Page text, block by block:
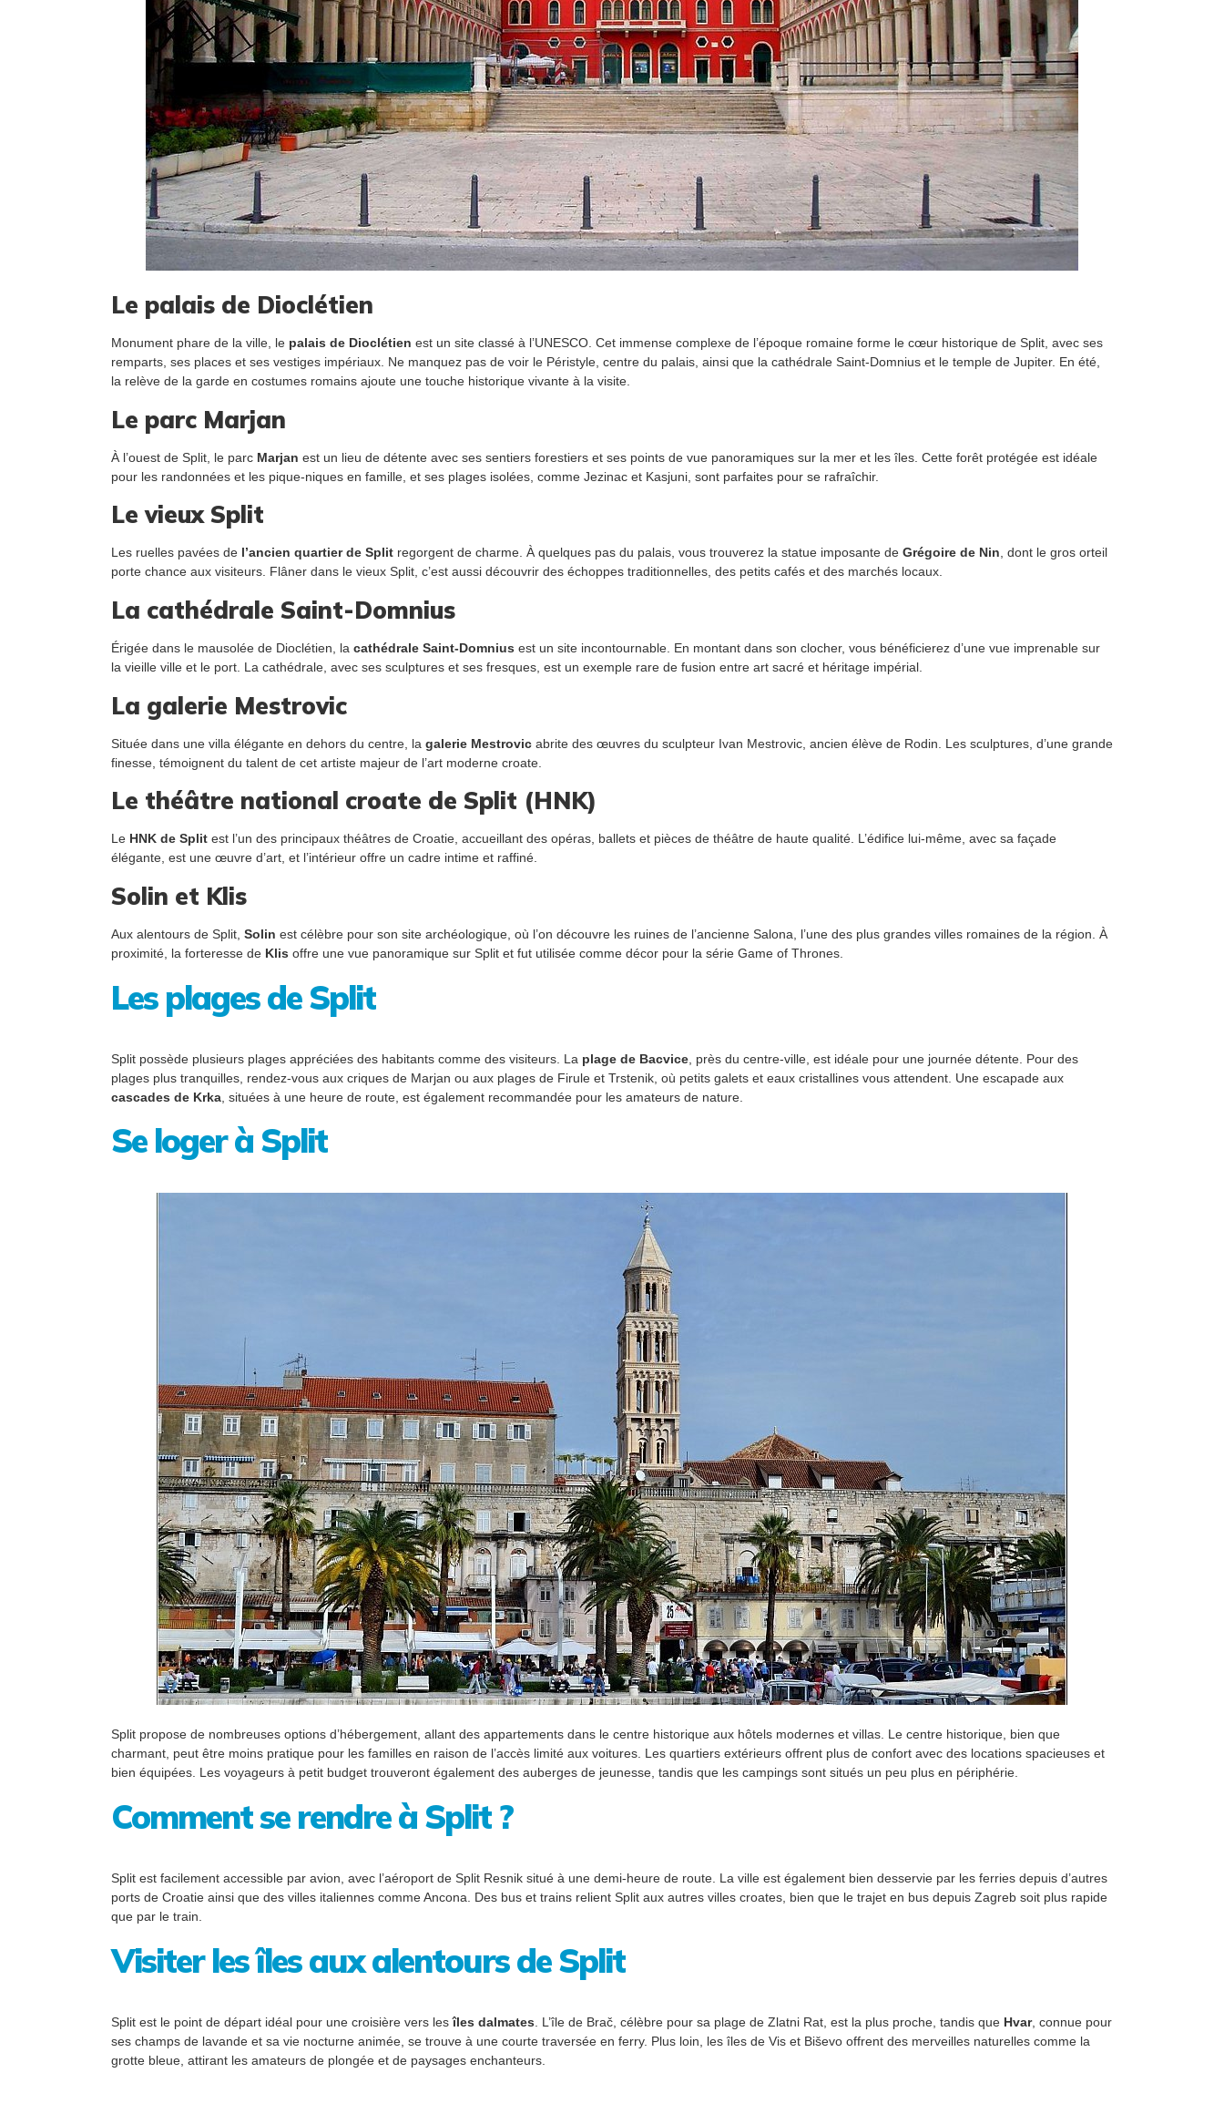
Le palais de Dioclétien
Monument phare de la ville, le palais de Dioclétien est un site classé à l’UNESCO. Cet immense complexe de l’époque romaine forme le cœur historique de Split, avec ses
remparts, ses places et ses vestiges impériaux. Ne manquez pas de voir le Péristyle, centre du palais, ainsi que la cathédrale Saint-Domnius et le temple de Jupiter. En été,
la relève de la garde en costumes romains ajoute une touche historique vivante à la visite.
Le parc Marjan
À l’ouest de Split, le parc Marjan est un lieu de détente avec ses sentiers forestiers et ses points de vue panoramiques sur la mer et les îles. Cette forêt protégée est idéale
pour les randonnées et les pique-niques en famille, et ses plages isolées, comme Jezinac et Kasjuni, sont parfaites pour se rafraîchir.
Le vieux Split
Les ruelles pavées de l’ancien quartier de Split regorgent de charme. À quelques pas du palais, vous trouverez la statue imposante de Grégoire de Nin , dont le gros orteil
porte chance aux visiteurs. Flâner dans le vieux Split, c’est aussi découvrir des échoppes traditionnelles, des petits cafés et des marchés locaux.
La cathédrale Saint-Domnius
Érigée dans le mausolée de Dioclétien, la cathédrale Saint-Domnius est un site incontournable. En montant dans son clocher, vous bénéficierez d’une vue imprenable sur
la vieille ville et le port. La cathédrale, avec ses sculptures et ses fresques, est un exemple rare de fusion entre art sacré et héritage impérial.
La galerie Mestrovic
Située dans une villa élégante en dehors du centre, la galerie Mestrovic abrite des œuvres du sculpteur Ivan Mestrovic, ancien élève de Rodin. Les sculptures, d’une grande
finesse, témoignent du talent de cet artiste majeur de l’art moderne croate.
Le théâtre national croate de Split (HNK)
Le HNK de Split est l’un des principaux théâtres de Croatie, accueillant des opéras, ballets et pièces de théâtre de haute qualité. L’édifice lui-même, avec sa façade
élégante, est une œuvre d’art, et l’intérieur offre un cadre intime et raffiné.
Solin et Klis
Aux alentours de Split, Solin est célèbre pour son site archéologique, où l’on découvre les ruines de l’ancienne Salona, l’une des plus grandes villes romaines de la région. À
proximité, la forteresse de Klis offre une vue panoramique sur Split et fut utilisée comme décor pour la série Game of Thrones.
Les plages de Split
Split possède plusieurs plages appréciées des habitants comme des visiteurs. La plage de Bacvice , près du centre-ville, est idéale pour une journée détente. Pour des
plages plus tranquilles, rendez-vous aux criques de Marjan ou aux plages de Firule et Trstenik, où petits galets et eaux cristallines vous attendent. Une escapade aux
cascades de Krka , situées à une heure de route, est également recommandée pour les amateurs de nature.
Se loger à Split
Split propose de nombreuses options d’hébergement, allant des appartements dans le centre historique aux hôtels modernes et villas. Le centre historique, bien que
charmant, peut être moins pratique pour les familles en raison de l’accès limité aux voitures. Les quartiers extérieurs offrent plus de confort avec des locations spacieuses et
bien équipées. Les voyageurs à petit budget trouveront également des auberges de jeunesse, tandis que les campings sont situés un peu plus en périphérie.
Comment se rendre à Split ?
Split est facilement accessible par avion, avec l’aéroport de Split Resnik situé à une demi-heure de route. La ville est également bien desservie par les ferries depuis d’autres
ports de Croatie ainsi que des villes italiennes comme Ancona. Des bus et trains relient Split aux autres villes croates, bien que le trajet en bus depuis Zagreb soit plus rapide
que par le train.
Visiter les îles aux alentours de Split
Split est le point de départ idéal pour une croisière vers lesîles dalmates . L’île de Brač, célèbre pour sa plage de Zlatni Rat, est la plus proche, tandis que Hvar, connue pour
ses champs de lavande et sa vie nocturne animée, se trouve à une courte traversée en ferry. Plus loin, les îles de Vis et Biševo offrent des merveilles naturelles comme la
grotte bleue, attirant les amateurs de plongée et de paysages enchanteurs.